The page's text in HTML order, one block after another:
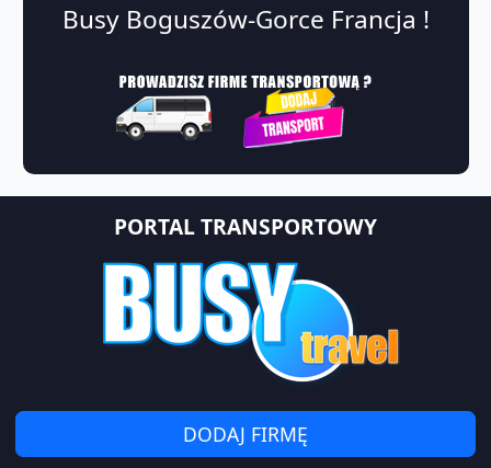
Busy Boguszów-Gorce Francja !
PORTAL TRANSPORTOWY
DODAJ FIRMĘ